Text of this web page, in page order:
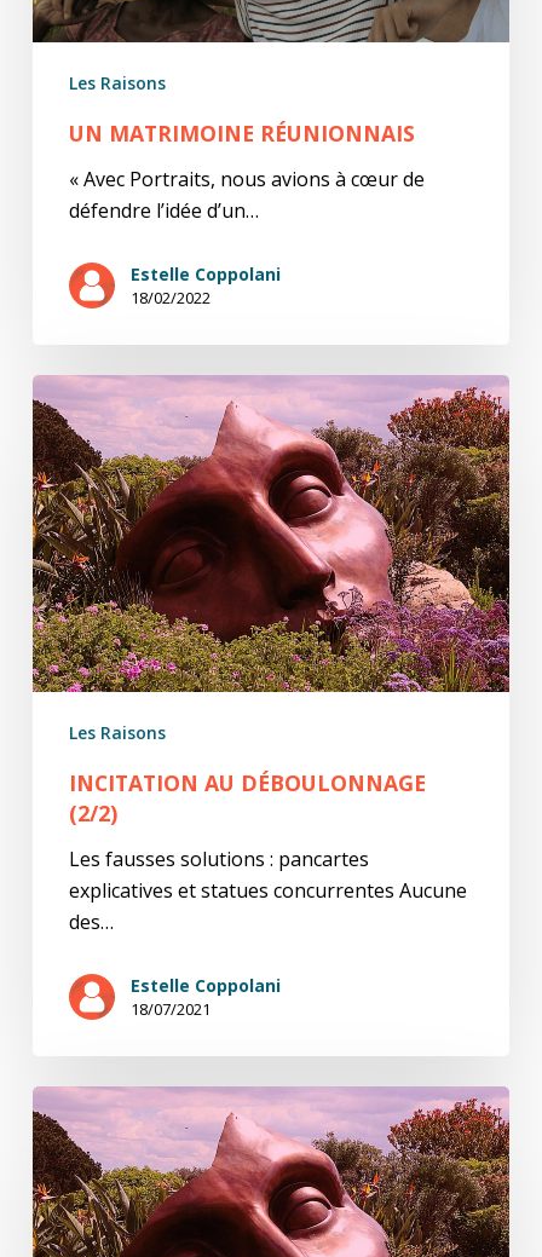
Les Raisons
UN MATRIMOINE RÉUNIONNAIS
« Avec Portraits, nous avions à cœur de
défendre l’idée d’un…
Estelle Coppolani
18/02/2022
Incitation
au
déboulonnage
(2/2)
Les Raisons
INCITATION AU DÉBOULONNAGE
(2/2)
Les fausses solutions : pancartes
explicatives et statues concurrentes Aucune
des…
Estelle Coppolani
18/07/2021
Incitation
au
déboulonnage
(1/2)